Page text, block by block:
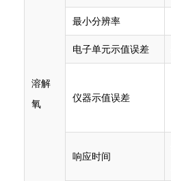
溶解
氧
最小分辨率
电子单元示值误差
仪器示值误差
响应时间